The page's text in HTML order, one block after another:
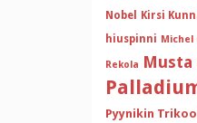
Nobel
Kirsi
hiuspinni Michel
Rekola
Pyynikin Trikoo